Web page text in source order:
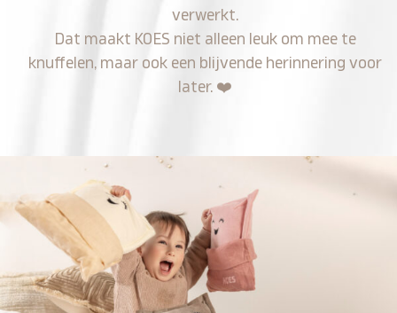
verwerkt.
Dat maakt KOES niet alleen leuk om mee te
knuffelen, maar ook een blijvende herinnering voor
later. ❤️